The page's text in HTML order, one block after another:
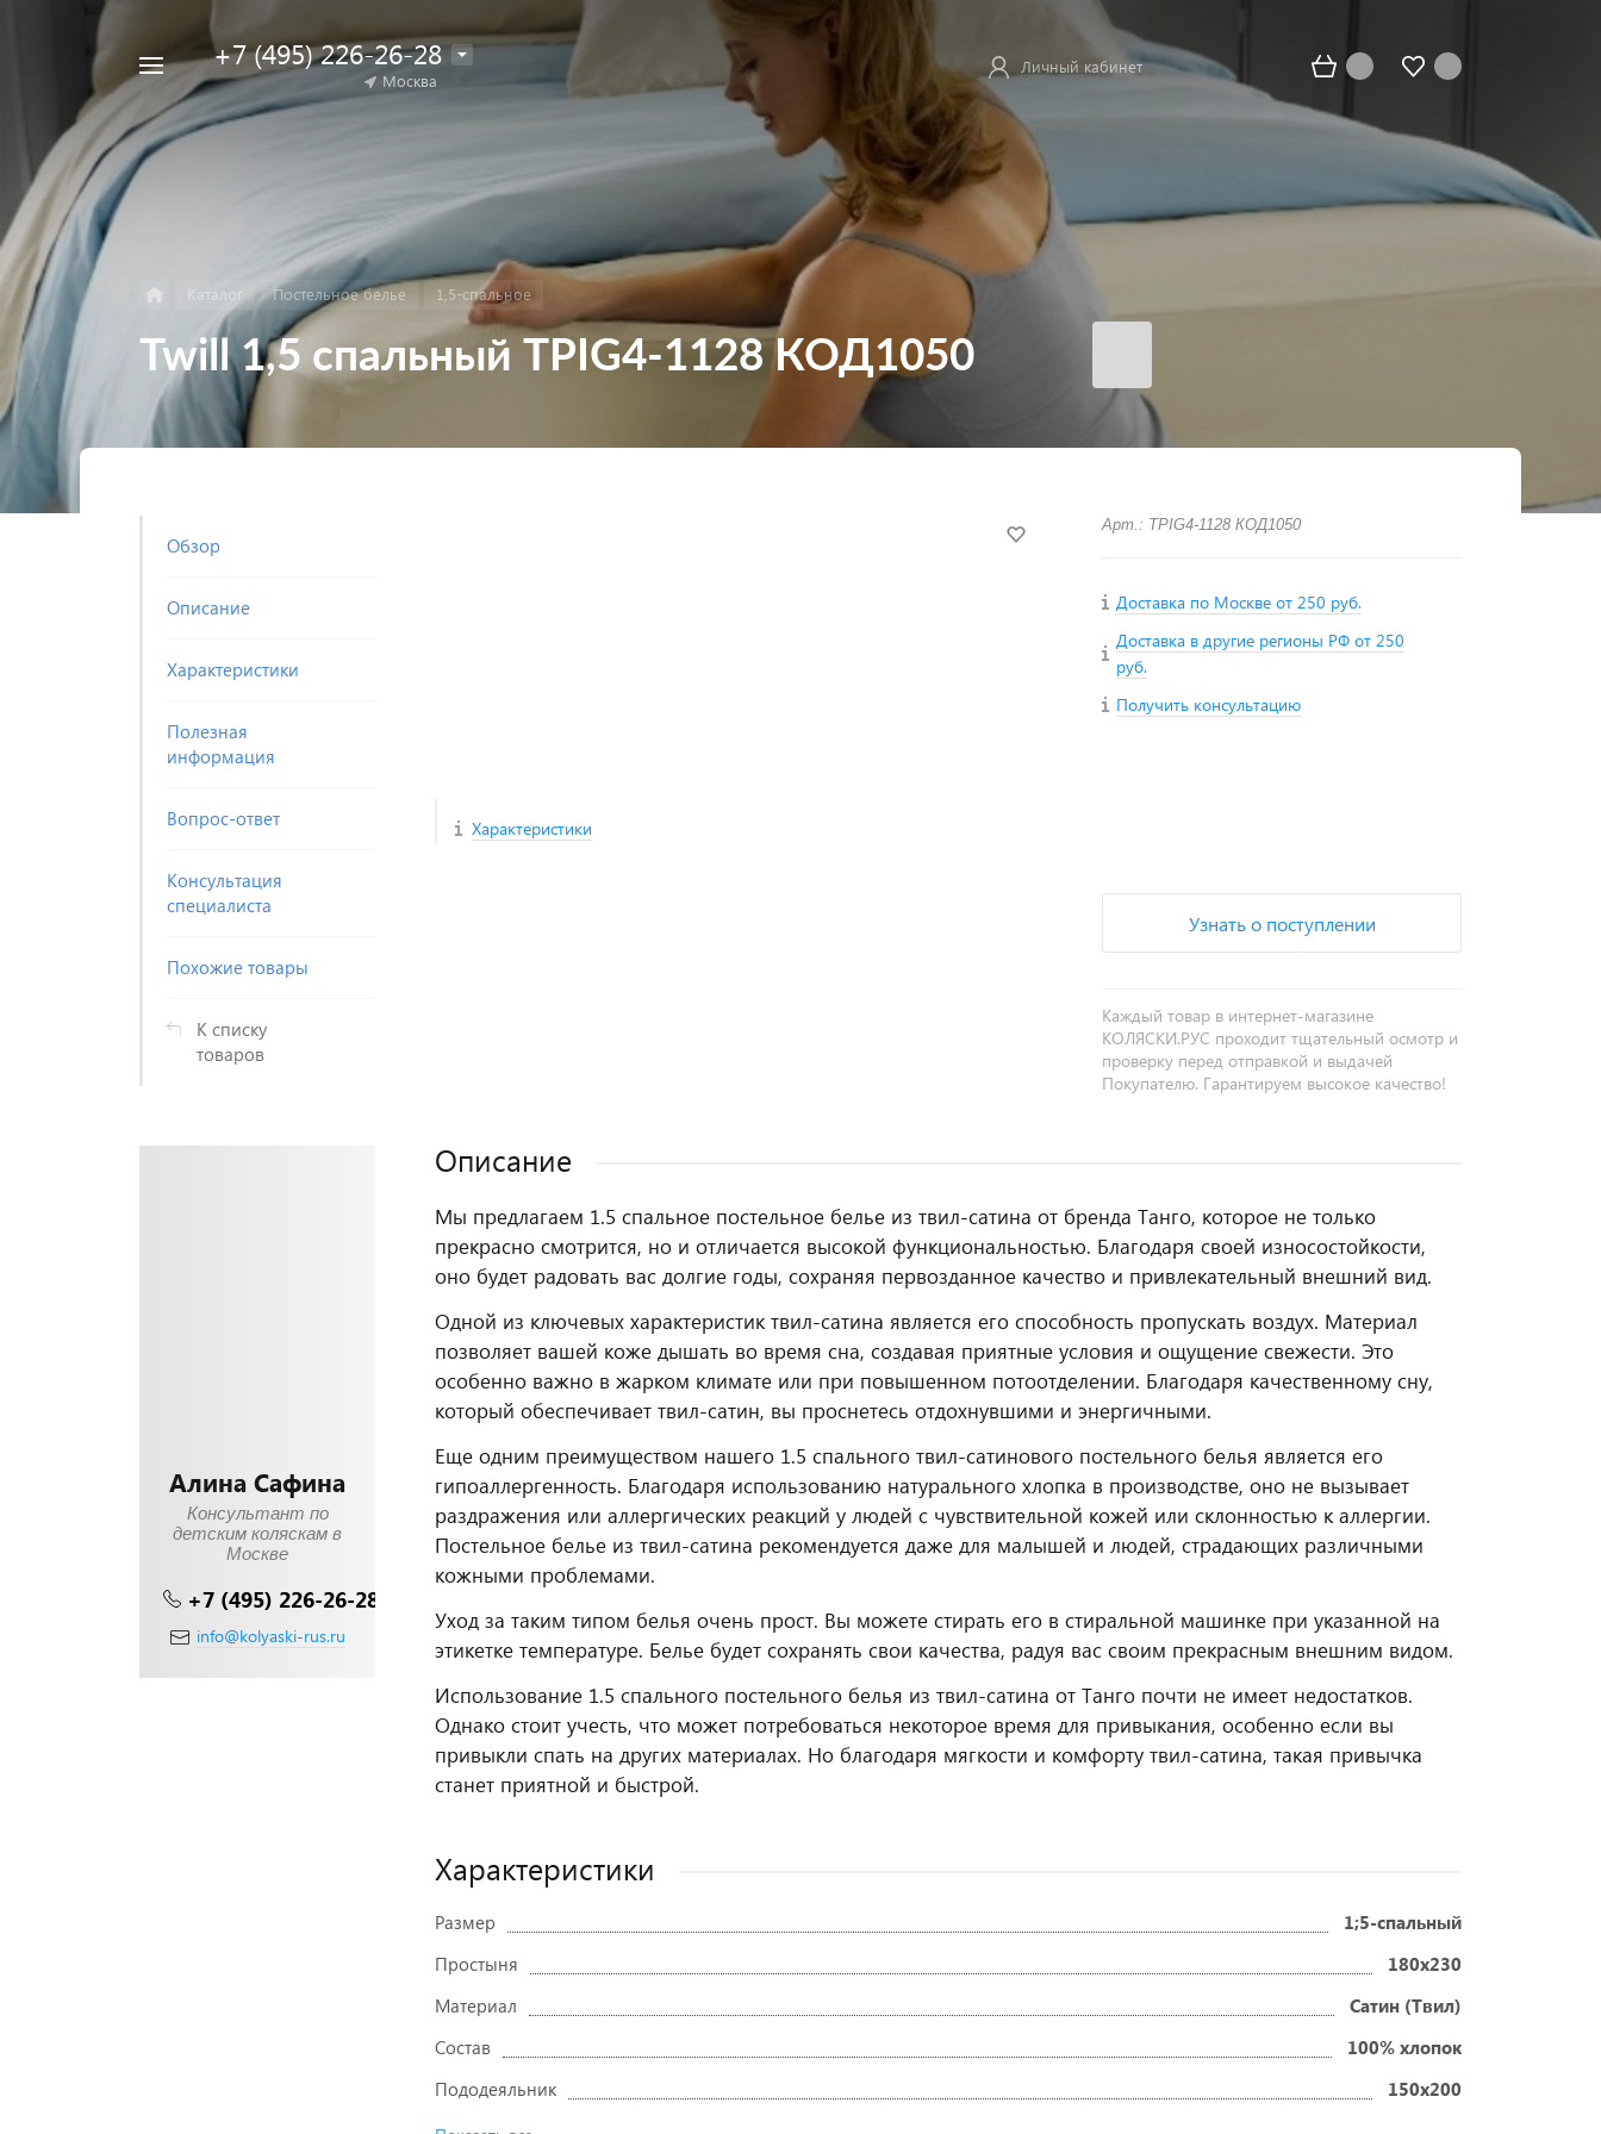
в каталоге
Найти
Например,
двойни
+7 (495) 226-26-28
Москва
Личный кабинет
Каталог Постельное белье 1,5-спальное
Twill 1,5 спальный TPIG4-1128 КОД1050
Обзор
Описание
Характеристики
Полезная
информация
Вопрос-ответ
Консультация
специалиста
Похожие товары
К списку
товаров
Алина Сафина
Консультант по
детским коляскам в
Москве
+7 (495) 226-26-28
info@kolyaski-rus.ru
Характеристики
Арт.: TPIG4-1128 КОД1050
Доставка по Москве от 250 руб.
Доставка в другие регионы РФ от 250
руб.
Получить консультацию
Узнать о поступлении
Каждый товар в интернет-магазине
КОЛЯСКИ.РУС проходит тщательный осмотр и
проверку перед отправкой и выдачей
Покупателю. Гарантируем высокое качество!
Описание
Мы предлагаем 1.5 спальное постельное белье из твил-сатина от бренда Танго, которое не только
прекрасно смотрится, но и отличается высокой функциональностью. Благодаря своей износостойкости,
оно будет радовать вас долгие годы, сохраняя первозданное качество и привлекательный внешний вид.
Одной из ключевых характеристик твил-сатина является его способность пропускать воздух. Материал
позволяет вашей коже дышать во время сна, создавая приятные условия и ощущение свежести. Это
особенно важно в жарком климате или при повышенном потоотделении. Благодаря качественному сну,
который обеспечивает твил-сатин, вы проснетесь отдохнувшими и энергичными.
Еще одним преимуществом нашего 1.5 спального твил-сатинового постельного белья является его
гипоаллергенность. Благодаря использованию натурального хлопка в производстве, оно не вызывает
раздражения или аллергических реакций у людей с чувствительной кожей или склонностью к аллергии.
Постельное белье из твил-сатина рекомендуется даже для малышей и людей, страдающих различными
кожными проблемами.
Уход за таким типом белья очень прост. Вы можете стирать его в стиральной машинке при указанной на
этикетке температуре. Белье будет сохранять свои качества, радуя вас своим прекрасным внешним видом.
Использование 1.5 спального постельного белья из твил-сатина от Танго почти не имеет недостатков.
Однако стоит учесть, что может потребоваться некоторое время для привыкания, особенно если вы
привыкли спать на других материалах. Но благодаря мягкости и комфорту твил-сатина, такая привычка
станет приятной и быстрой.
Характеристики
Размер
1;5-спальный
Простыня
180x230
Материал
Сатин (Твил)
Состав
100% хлопок
Пододеяльник
150x200